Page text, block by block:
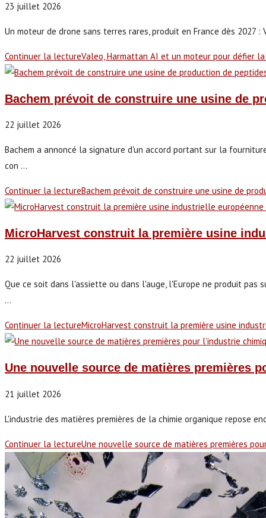
23 juillet 2026
Un moteur de drone sans terres rares, produit en France dès
Continuer la lectureValeo, Harmattan AI et un moteur pour défier la
Bachem prévoit de construire une usine de
22 juillet 2026
Bachem a annoncé la signature d'un accord portant sur la
con ...
Continuer la lectureBachem prévoit de construire une usine de
MicroHarvest construit la première usine
22 juillet 2026
Que ce soit dans l'assiette ou dans l'auge, l'Europe ne produit pas
...
Continuer la lectureMicroHarvest construit la première usine
Une nouvelle source de matières premières
21 juillet 2026
L'industrie des matières premières de la chimie organique repose
Continuer la lectureUne nouvelle source de matières premières